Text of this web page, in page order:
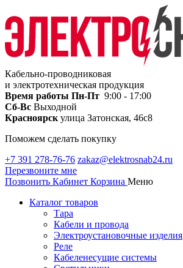
Кабельно-проводниковая
и электротехническая продукция
Время работы Пн-Пт 9:00 - 17:00
Сб-Вс Выходной
Красноярск улица Затонская, 46с8
Поможем сделать покупку
+7 391 278-76-76 zakaz@elektrosnab24.ru
Перезвоните мне
Позвонить Кабинет Корзина Меню
Каталог товаров
Тара
Кабели и провода
Электроустановочные изделия
Реле
Кабеленесущие системы